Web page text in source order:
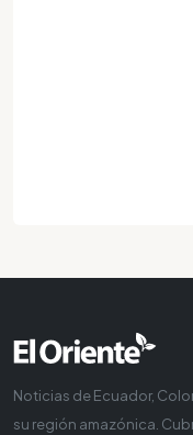
Noticias de Ecuador,
su región amazónica.